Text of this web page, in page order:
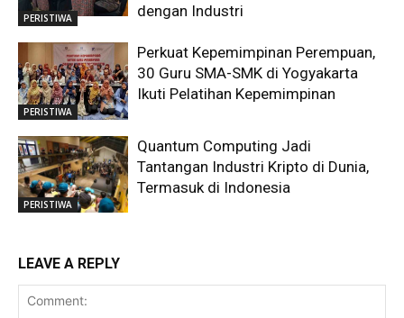
PERISTIWA
dengan Industri
PERISTIWA
Perkuat Kepemimpinan Perempuan,
30 Guru SMA-SMK di Yogyakarta
Ikuti Pelatihan Kepemimpinan
PERISTIWA
Quantum Computing Jadi
Tantangan Industri Kripto di Dunia,
Termasuk di Indonesia
LEAVE A REPLY